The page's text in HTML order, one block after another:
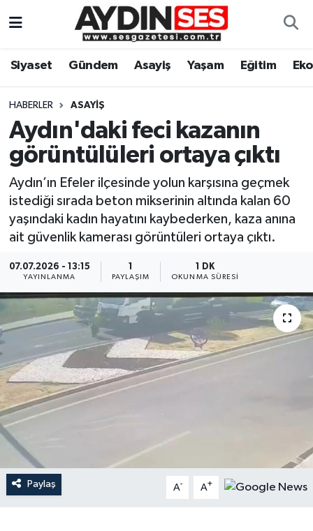
Siyaset Gündem Asayiş Yaşam Eğitim
HABERLER ASAYIŞ
Aydın'daki feci kazanın
görüntülüleri ortaya çıktı
Aydın’ın Efeler ilçesinde yolun karşısına geçmek
istediği sırada beton mikserinin altında kalan 60
yaşındaki kadın hayatını kaybederken, kaza anına
ait güvenlik kamerası görüntüleri ortaya çıktı.
07.07.2026 - 13:15
YAYINLANMA PAYLAŞIM
1 DK
OKUNMA SÜRESI
Paylaş A- A+
Gündem
Siyaset
Ekonomi
Yaşam
Eğitim
Kültür Sanat
Spor
Aydın Hava Durumu
Aydin Namaz Vakitleri
Aydın Trafik Yoğunluk Haritası
Süper Lig Puan Durumu ve Fikstür
Tüm Manşetler
Son Dakika Haberleri
Haber Arşivi